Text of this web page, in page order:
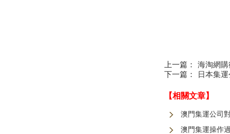
上一篇：
海淘網
下一篇：
日本集
【相關文章】
澳門集運公司
澳門集運操作